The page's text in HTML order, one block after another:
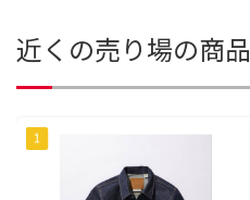
近くの売り場の商品